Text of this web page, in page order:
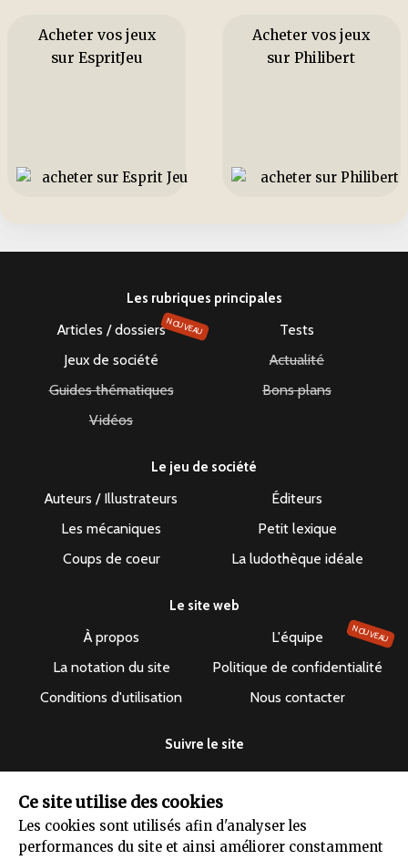
Ce site utilise des cookies
Les cookies sont utilisés afin d'analyser les
performances du site et ainsi améliorer constamment
Acheter vos jeux
sur EspritJeu
Acheter vos jeux
sur Philibert
Les rubriques principales
Articles / dossiersNOUVEAU
Tests
Jeux de société
Actualité
Guides thématiques
Bons plans
Vidéos
Le jeu de société
Auteurs / Illustrateurs
Éditeurs
Les mécaniques
Petit lexique
Coups de coeur
La ludothèque idéale
Le site web
À propos L'équipe NOUVEAU
La notation du site
Politique de confidentialité
Conditions d'utilisation
Nous contacter
Suivre le site
Le dépuncheur ©2019-2026 - Tous droits réservés